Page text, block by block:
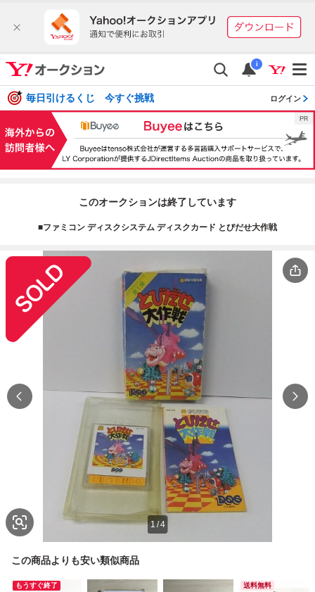
i
毎日引けるくじ 今すぐ挑戦 ログイン
このオークションは終了しています
■ファミコン ディスクシステム ディスクカード とびだせ大作戦
1/4
この商品よりも安い類似商品
もうすぐ終了 送料無料